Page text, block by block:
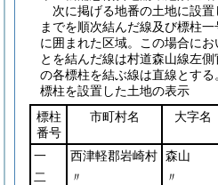
次に掲げる地番の土地に設
までを順次結んだ線及び標柱
に囲まれた区域。この場合に
とを結んだ線は村道森山線左
の各標柱を結ぶ線は直線とする
標柱を設置した土地の表示
標柱
番号
市町村名 大字名
一 西津軽郡岩崎村 森山
二
〃 〃